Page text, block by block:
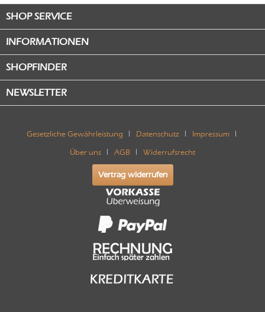
SHOP SERVICE
INFORMATIONEN
SHOPFINDER
NEWSLETTER
Gesetzliche Gewährleistung Datenschutz Impressum
Über uns AGB Widerrufsrecht
Vertrag widerrufen